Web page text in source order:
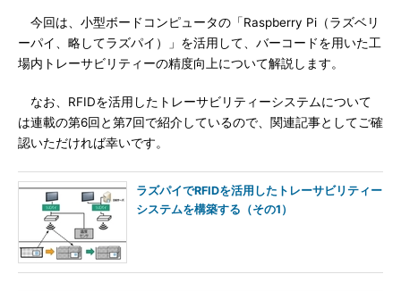
今回は、小型ボードコンピュータの「Raspberry Pi（ラズベリ
ーパイ、略してラズパイ）」を活用して、バーコードを用いた工
場内トレーサビリティーの精度向上について解説します。
なお、RFIDを活用したトレーサビリティーシステムについて
は連載の第6回と第7回で紹介しているので、関連記事としてご確
認いただければ幸いです。
ラズパイでRFIDを活用したトレーサビリティー
システムを構築する（その1）